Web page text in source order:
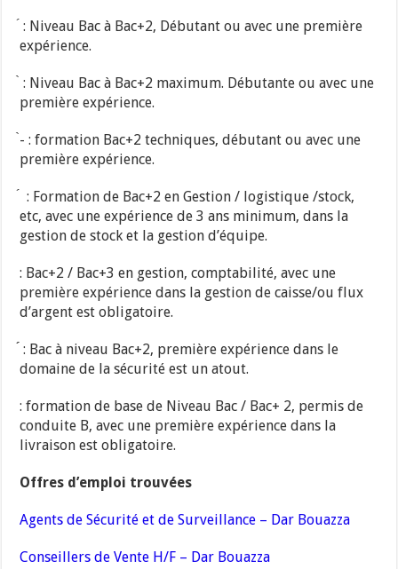
́ : Niveau Bac à Bac+2, Débutant ou avec une première
expérience.
̀ : Niveau Bac à Bac+2 maximum. Débutante ou avec une
première expérience.
̀- : formation Bac+2 techniques, débutant ou avec une
première expérience.
́ : Formation de Bac+2 en Gestion / logistique /stock,
etc, avec une expérience de 3 ans minimum, dans la
gestion de stock et la gestion d’équipe.
: Bac+2 / Bac+3 en gestion, comptabilité, avec une
première expérience dans la gestion de caisse/ou flux
d’argent est obligatoire.
́́ : Bac à niveau Bac+2, première expérience dans le
domaine de la sécurité est un atout.
: formation de base de Niveau Bac / Bac+ 2, permis de
conduite B, avec une première expérience dans la
livraison est obligatoire.
Offres d’emploi trouvées
Agents de Sécurité et de Surveillance – Dar Bouazza
Conseillers de Vente H/F – Dar Bouazza